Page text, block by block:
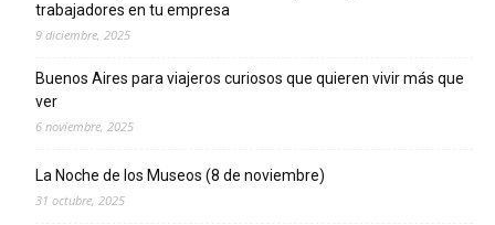
trabajadores en tu empresa
9 diciembre, 2025
Buenos Aires para viajeros curiosos que quieren vivir más que
ver
6 noviembre, 2025
La Noche de los Museos (8 de noviembre)
31 octubre, 2025